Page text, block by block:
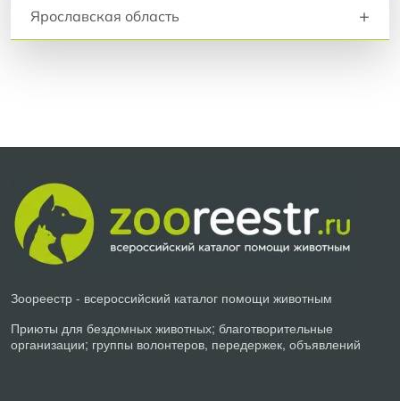
Ярославская область +
Зоореестр - всероссийский каталог помощи животным
Приюты для бездомных животных; благотворительные
организации; группы волонтеров, передержек, объявлений